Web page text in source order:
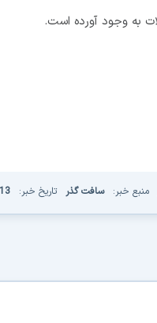
منبع خبر: سافت گذر تاریخ خبر: